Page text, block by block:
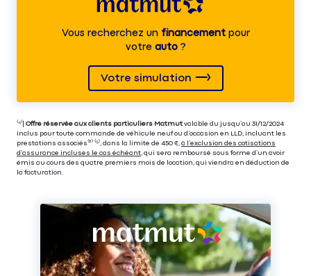
Vous recherchez unfinancementpour
votre auto?
Votre simulation
⁽⁴⁾| Offre réservée aux clients particuliers Matmut valable du jusqu’au 31/12/2024
inclus pour toute commande de véhicule neuf ou d’occasion en LLD, incluant les
prestations associés⁽³⁾ ⁽⁵⁾, dans la limite de 450 €, à l’exclusion des cotisations
d’assurance incluses le cas échéant , qui sera remboursé sous forme d’un avoir
émis au cours des quatre premiers mois de location, qui viendra en déduction de
la facturation.